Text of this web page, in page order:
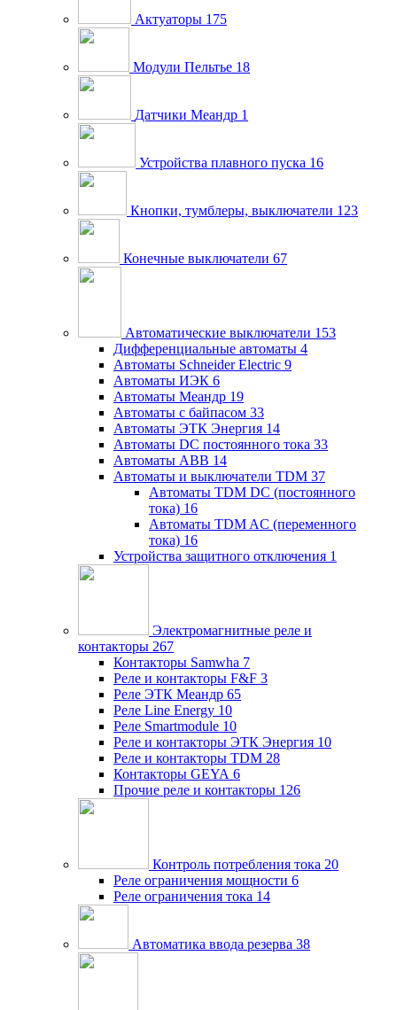
Актуаторы 175
Модули Пельтье 18
Датчики Меандр 1
Устройства плавного пуска 16
Кнопки, тумблеры, выключатели 123
Конечные выключатели 67
Автоматические выключатели 153
Дифференциальные автоматы 4
Автоматы Schneider Electric 9
Автоматы ИЭК 6
Автоматы Меандр 19
Автоматы с байпасом 33
Автоматы ЭТК Энергия 14
Автоматы DC постоянного тока 33
Автоматы ABB 14
Автоматы и выключатели TDM 37
Автоматы TDM DC (постоянного
тока) 16
Автоматы TDM AC (переменного
тока) 16
Устройства защитного отключения 1
Электромагнитные реле и
контакторы 267
Контакторы Samwha 7
Реле и контакторы F&F 3
Реле ЭТК Меандр 65
Реле Line Energy 10
Реле Smartmodule 10
Реле и контакторы ЭТК Энергия 10
Реле и контакторы TDM 28
Контакторы GEYA 6
Прочие реле и контакторы 126
Контроль потребления тока 20
Реле ограничения мощности 6
Реле ограничения тока 14
Автоматика ввода резерва 38